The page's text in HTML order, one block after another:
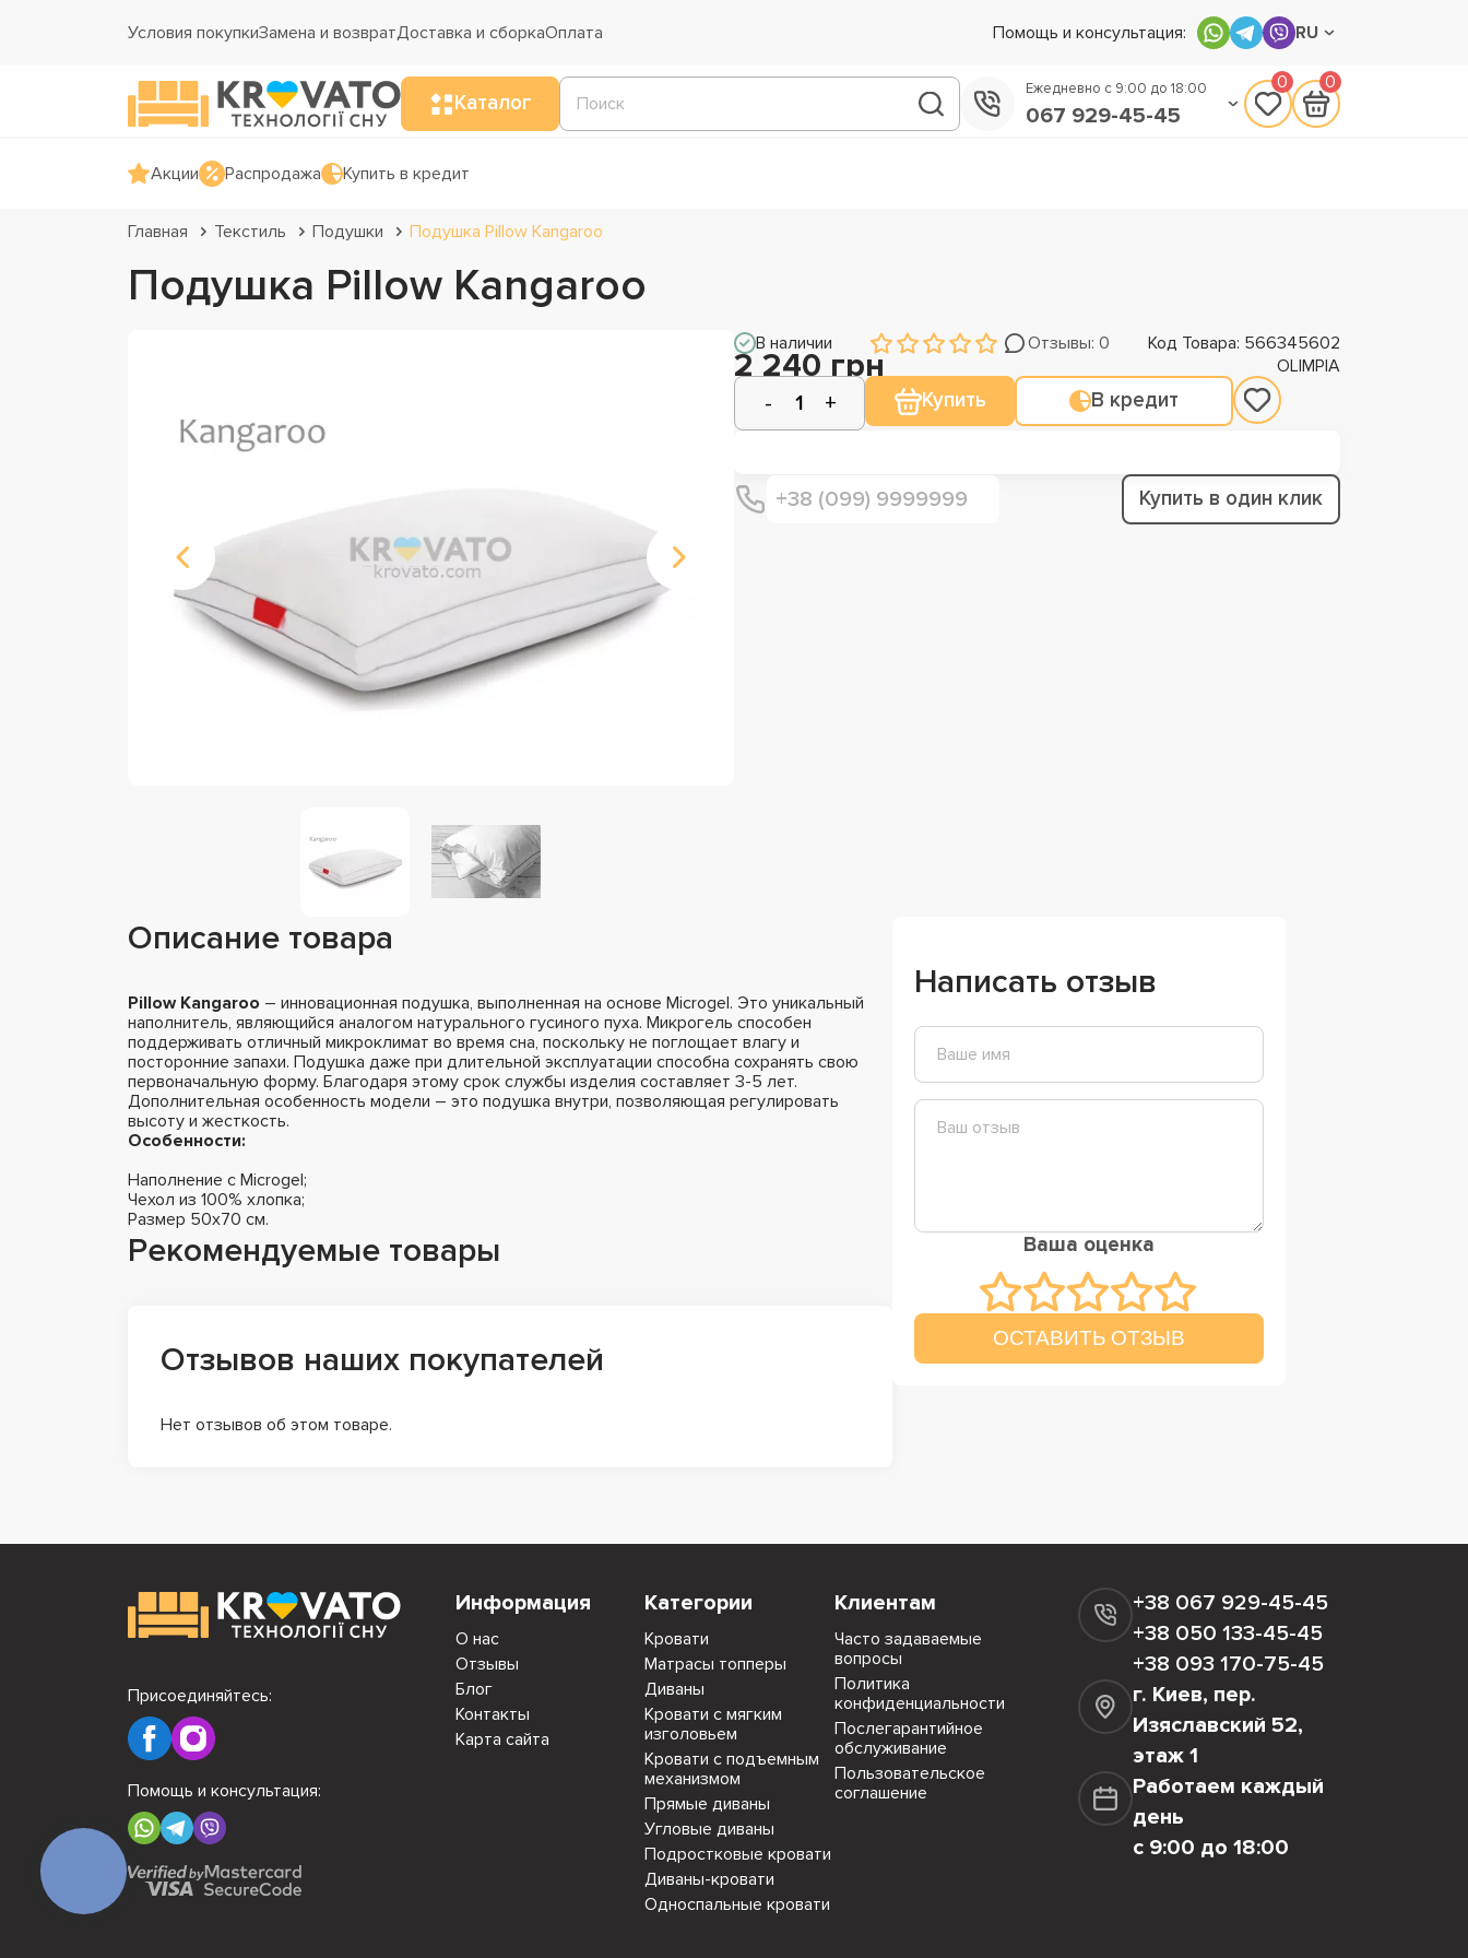
Условия покупкиЗамена и возвратДоставка и сборкаОплата Помощь и консультация: RU
Каталог
Ежедневно с 9:00 до 18:00
067 929-45-45
0 0
Акции Распродажа Купить в кредит
Главная Текстиль Подушки Подушка Pillow Kangaroo
Подушка Pillow Kangaroo
В наличии Отзывы: 0 Код Товара: 566345602
2 240 грн OLIMPIA
Купить В кредит
Купить в один клик
Описание товара
Pillow Kangaroo – инновационная подушка, выполненная на основе Microgel. Это уникальный
наполнитель, являющийся аналогом натурального гусиного пуха. Микрогель способен
поддерживать отличный микроклимат во время сна, поскольку не поглощает влагу и
посторонние запахи. Подушка даже при длительной эксплуатации способна сохранять свою
первоначальную форму. Благодаря этому срок службы изделия составляет 3-5 лет.
Дополнительная особенность модели – это подушка внутри, позволяющая регулировать
высоту и жесткость.
Особенности:
Наполнение с Microgel;
Чехол из 100% хлопка;
Размер 50х70 см.
Рекомендуемые товары
Отзывов наших покупателей
Нет отзывов об этом товаре.
Написать отзыв
Ваша оценка
ОСТАВИТЬ ОТЗЫВ
Информация
О нас
Отзывы
Блог
Контакты
Карта сайта
Категории
Кровати
Матрасы топперы
Диваны
Кровати с мягким
изголовьем
Кровати с подъемным
механизмом
Прямые диваны
Угловые диваны
Подростковые кровати
Диваны-кровати
Односпальные кровати
Клиентам
Часто задаваемые
вопросы
Политика
конфиденциальности
Послегарантийное
обслуживание
Пользовательское
соглашение
+38 067 929-45-45
+38 050 133-45-45
+38 093 170-75-45
г. Киев, пер.
Изяславский 52,
этаж 1
Работаем каждый
день
с 9:00 до 18:00
Присоединяйтесь:
Помощь и консультация: